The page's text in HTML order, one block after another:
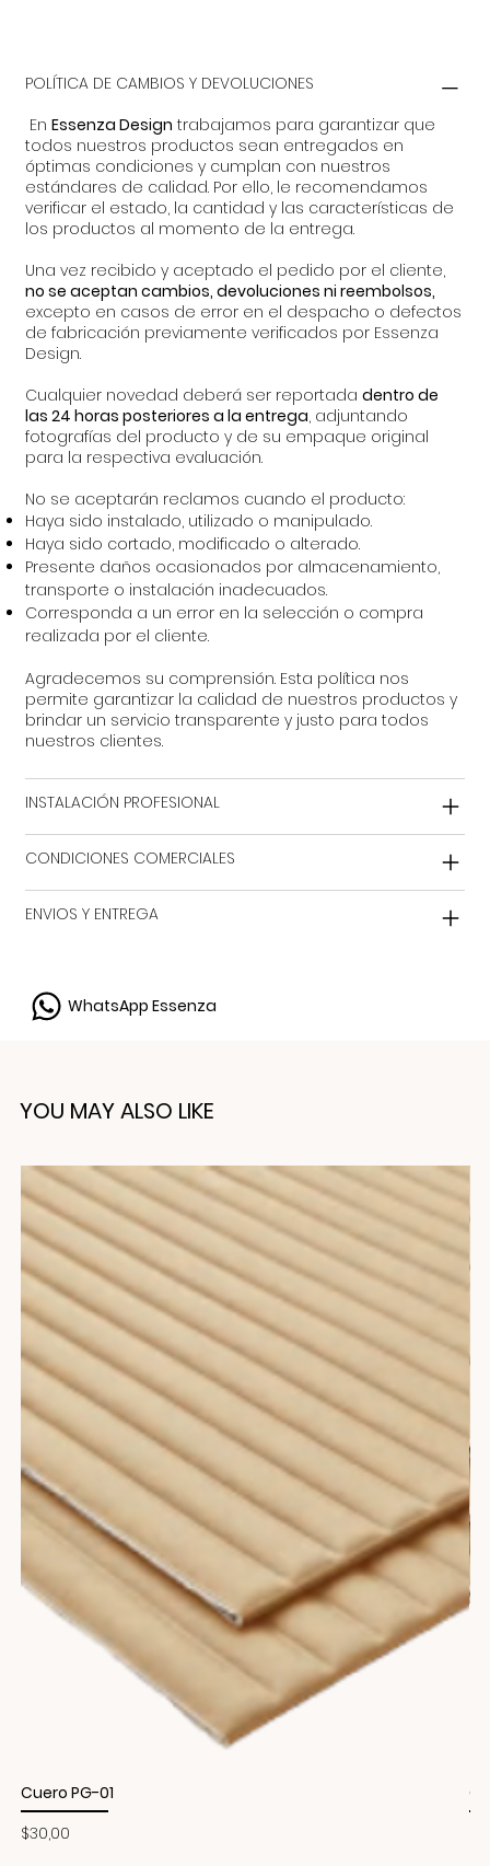
POLÍTICA DE CAMBIOS Y DEVOLUCIONES
EnEssenza Design trabajamos para garantizar que
todos nuestros productos sean entregados en
óptimas condiciones y cumplan con nuestros
estándares de calidad. Por ello, le recomendamos
verificar el estado, la cantidad y las características de
los productos al momento de la entrega.
Una vez recibido y aceptado el pedido por el cliente,
no se aceptan cambios, devoluciones ni reembolsos,
excepto en casos de error en el despacho o defectos
de fabricación previamente verificados por Essenza
Design.
Cualquier novedad deberá ser reportadadentro de
las 24 horas posteriores a la entrega, adjuntando
fotografías del producto y de su empaque original
para la respectiva evaluación.
No se aceptarán reclamos cuando el producto:
Haya sido instalado, utilizado o manipulado.
Haya sido cortado, modificado o alterado.
Presente daños ocasionados por almacenamiento,
transporte o instalación inadecuados.
Corresponda a un error en la selección o compra
realizada por el cliente.
Agradecemos su comprensión. Esta política nos
permite garantizar la calidad de nuestros productos y
brindar un servicio transparente y justo para todos
nuestros clientes.
INSTALACIÓN PROFESIONAL
CONDICIONES COMERCIALES
ENVIOS Y ENTREGA
WhatsApp Essenza
YOU MAY ALSO LIKE
Cuero PG-01
Precio
$30,00